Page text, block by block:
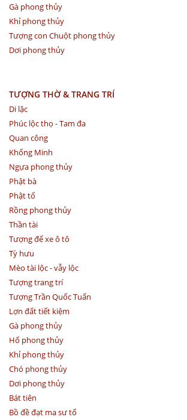
Gà phong thủy
Khỉ phong thủy
Tượng con Chuột phong thủy
Dơi phong thủy
TƯỢNG THỜ & TRANG TRÍ
Di lặc
Phúc lộc thọ - Tam đa
Quan công
Khổng Minh
Ngựa phong thủy
Phật bà
Phật tổ
Rồng phong thủy
Thần tài
Tượng để xe ô tô
Tỳ hưu
Mèo tài lộc - vẫy lộc
Tượng trang trí
Tượng Trần Quốc Tuấn
Lợn đất tiết kiệm
Gà phong thủy
Hổ phong thủy
Khỉ phong thủy
Chó phong thủy
Dơi phong thủy
Bát tiên
Bồ đề đạt ma sư tổ